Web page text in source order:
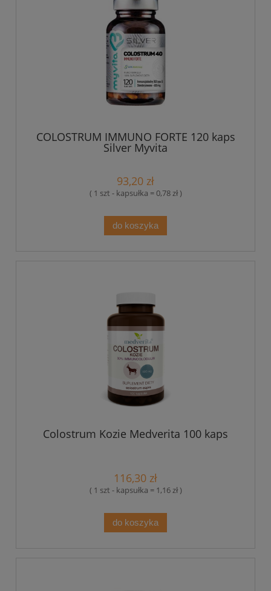
COLOSTRUM IMMUNO FORTE 120 kaps
Silver Myvita
93,20 zł
( 1 szt - kapsułka = 0,78 zł )
do koszyka
Colostrum Kozie Medverita 100 kaps
116,30 zł
( 1 szt - kapsułka = 1,16 zł )
do koszyka